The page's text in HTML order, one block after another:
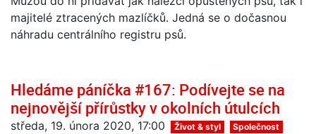
majitelé ztracených mazlíčků. Jedná se o dočasnou
náhradu centrálního registru psů.
Hledáme páníčka #167: Podívejte se na
nejnovější přírůstky v okolních útulcích
středa, 19. února 2020, 17:00 Život & styl Společnost